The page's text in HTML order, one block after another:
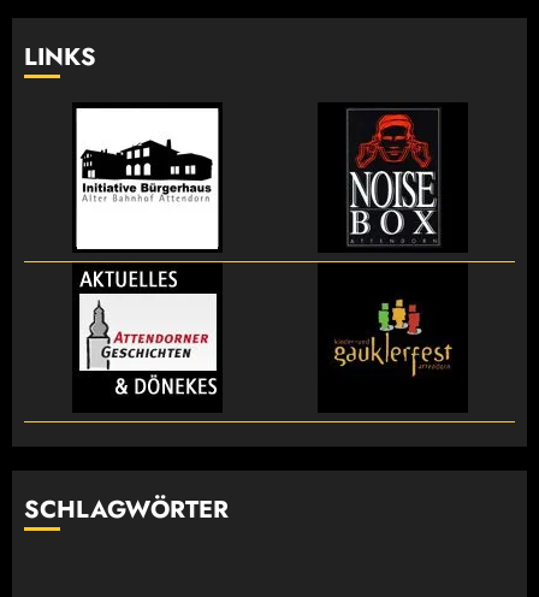
LINKS
SCHLAGWÖRTER